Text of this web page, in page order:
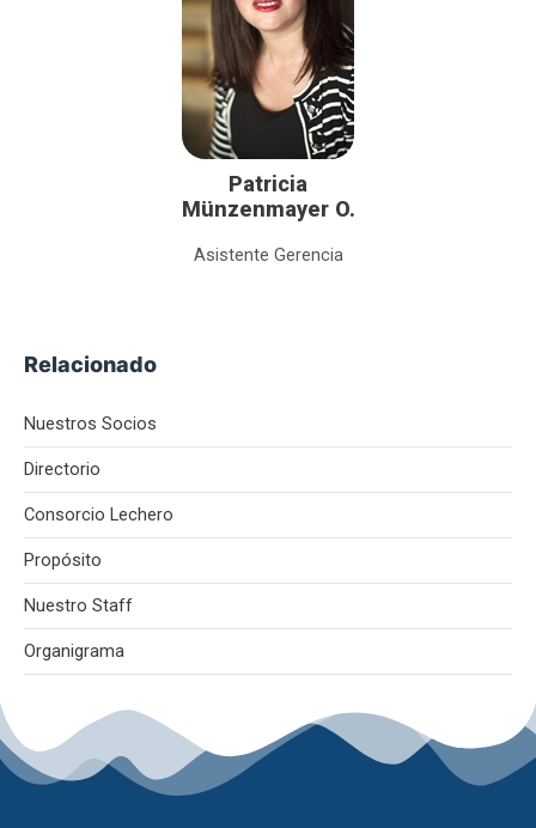
Patricia
Münzenmayer O.
Asistente Gerencia
Relacionado
Nuestros Socios
Directorio
Consorcio Lechero
Propósito
Nuestro Staff
Organigrama